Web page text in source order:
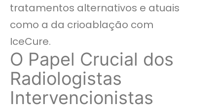
tratamentos alternativos e atuais
como a da crioablação com
IceCure.
O Papel Crucial dos
Radiologistas
Intervencionistas